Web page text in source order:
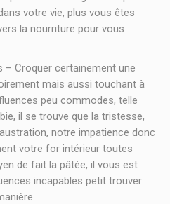
votre vie, plus vous êtes
la nourriture pour vous
Croquer certainement une
mais aussi touchant à
peu commodes, telle
il se trouve que la tristesse,
notre impatience donc
votre for intérieur toutes
de fait la pâtée, il vous est
incapables petit trouver